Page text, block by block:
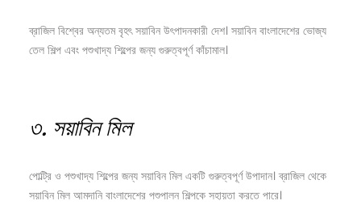
ব্রাজিল বিশ্বের অন্যতম বৃহৎ সয়াবিন উৎপাদনকারী দেশ। সয়াবিন বাংলাদেশের ভোজ্য
তেল শিল্প এবং পশুখাদ্য শিল্পের জন্য গুরুত্বপূর্ণ কাঁচামাল।
৩. সয়াবিনমিল
পোল্ট্রি ও পশুখাদ্য শিল্পের জন্য সয়াবিন মিল একটি গুরুত্বপূর্ণ উপাদান। ব্রাজিল থেকে
সয়াবিন মিল আমদানি বাংলাদেশের পশুপালন শিল্পকে সহায়তা করতে পারে।